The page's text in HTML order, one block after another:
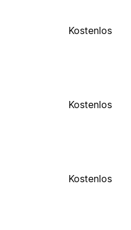
Kostenlos
Kostenlos
Kostenlos